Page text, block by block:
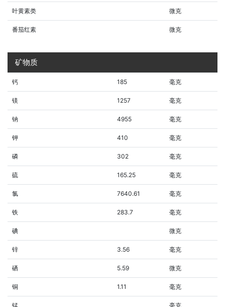
叶黄素类 微克
番茄红素 微克
矿物质
钙 185 毫克
镁 1257 毫克
钠 4955 毫克
钾 410 毫克
磷 302 毫克
硫 165.25 毫克
氯 7640.61 毫克
铁 283.7 毫克
碘 微克
锌 3.56 毫克
硒 5.59 微克
铜 1.11 毫克
锰 毫克